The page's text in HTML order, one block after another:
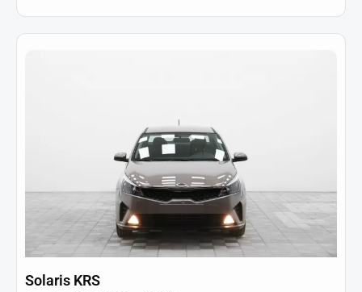
Solaris KRS